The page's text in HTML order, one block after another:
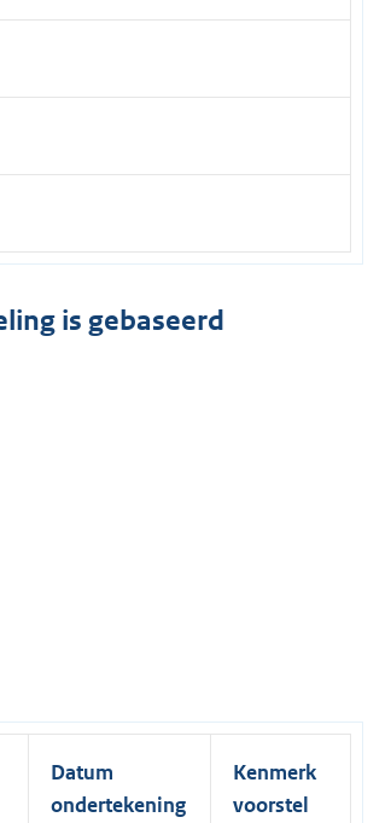
is gebaseerd
Datum
ondertekening
Kenmerk
voorstel